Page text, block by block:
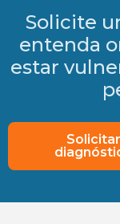
Solicite
entenda
estar
Solicitar